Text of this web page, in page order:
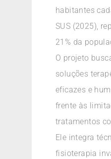
habitantes
SUS (2025),
21% da
O projeto
soluções
eficazes e
frente às
tratamentos
Ele integra
fisioterapia